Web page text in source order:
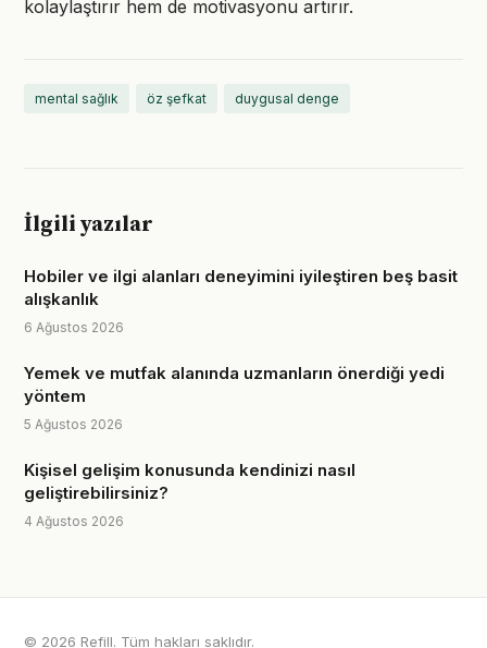
kolaylaştırır hem de motivasyonu artırır.
mental sağlık öz şefkat duygusal denge
İlgili yazılar
Hobiler ve ilgi alanları deneyimini iyileştiren beş basit
alışkanlık
6 Ağustos 2026
Yemek ve mutfak alanında uzmanların önerdiği yedi
yöntem
5 Ağustos 2026
Kişisel gelişim konusunda kendinizi nasıl
geliştirebilirsiniz?
4 Ağustos 2026
© 2026 Refill. Tüm hakları saklıdır.